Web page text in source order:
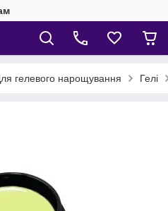
гелевого нарощування Гелі